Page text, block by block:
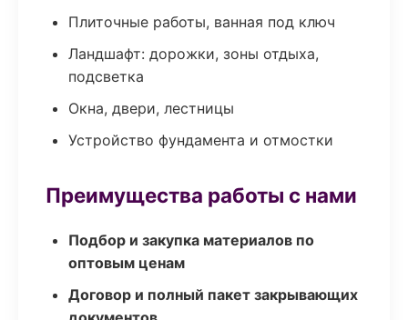
Плиточные работы, ванная под ключ
Ландшафт: дорожки, зоны отдыха,
подсветка
Окна, двери, лестницы
Устройство фундамента и отмостки
Преимущества работы с нами
Подбор и закупка материалов по
оптовым ценам
Договор и полный пакет закрывающих